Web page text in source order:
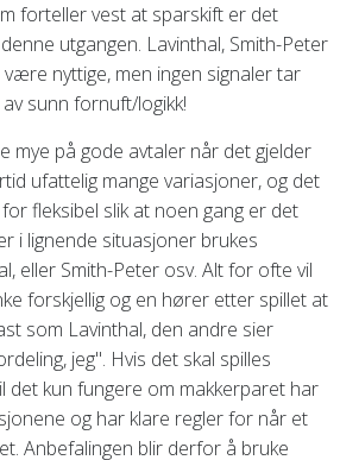
forteller vest at sparskift er det
utgangen. Lavinthal, Smith-Peter
nyttige, men ingen signaler tar
sunn fornuft/logikk!
mye på gode avtaler når det gjelder
ufattelig mange variasjoner, og det
fleksibel slik at noen gang er det
i lignende situasjoner brukes
eller Smith-Peter osv. Alt for ofte vil
forskjellig og en hører etter spillet at
som Lavinthal, den andre sier
jeg". Hvis det skal spilles
det kun fungere om makkerparet har
og har klare regler for når et
Anbefalingen blir derfor å bruke